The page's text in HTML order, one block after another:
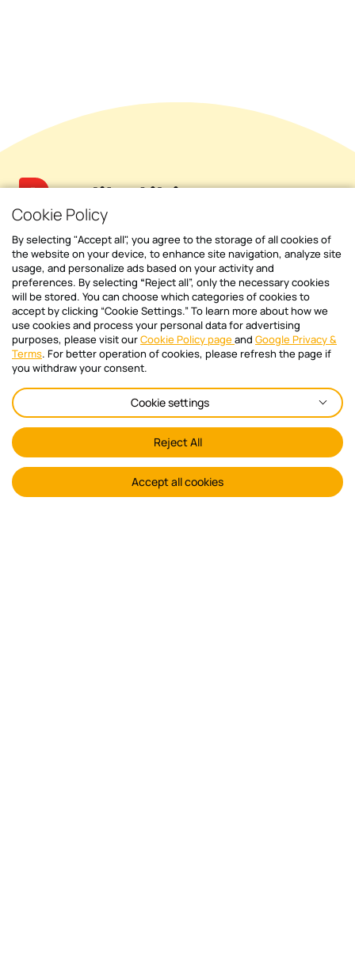
ΣΧΕΤΙΚΑ ΜΕ ΜΑΣ
Ποιοι είμαστε
Δίκτυο Συνεργατών
Τα νέα μας
ΒΟΗΘΕΙΑ
Polikatikia.gr Support
Cookie Policy
By selecting "Accept all", you agree to the storage of all cookies of
the website on your device, to enhance site navigation, analyze site
usage, and personalize ads based on your activity and
preferences. By selecting “Reject all”, only the necessary cookies
will be stored. You can choose which categories of cookies to
accept by clicking “Cookie Settings.” To learn more about how we
use cookies and process your personal data for advertising
purposes, please visit ourCookie Policy pageand Google Privacy &
Terms. For better operation of cookies, please refresh the page if
you withdraw your consent.
Cookie settings
Reject All
Accept all cookies